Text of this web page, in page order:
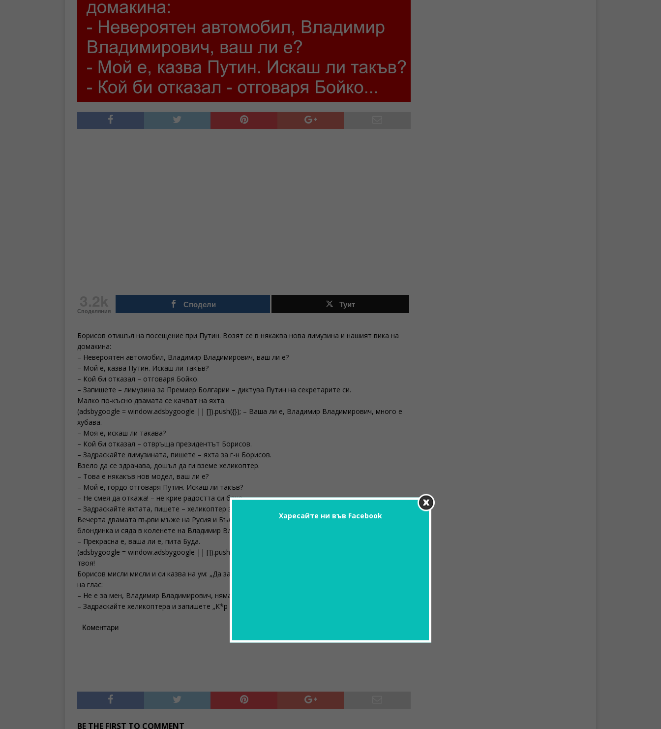
Споделяния
Сподели Туит
Борисов отишъл на посещение при Путин. Возят се в някаква нова лимузина и нашият вика на
домакина:
– Невероятен автомобил, Владимир Владимирович, ваш ли е?
– Мой е, казва Путин. Искаш ли такъв?
– Кой би отказал – отговаря Бойко.
– Запишете – лимузина за Премиер Болгарии – диктува Путин на секретарите си.
Малко по-късно двамата се качват на яхта.
(adsbygoogle = window.adsbygoogle || []).push({}); – Ваша ли е, Владимир Владимирович, много е
хубава.
– Моя е, искаш ли такава?
– Кой би отказал – отвръща президентът Борисов.
– Задраскайте лимузината, пишете – яхта за г-н Борисов.
Взело да се здрачава, дошъл да ги вземе хеликоптер.
– Това е някакъв нов модел, ваш ли е?
– Мой е, гордо отговаря Путин. Искаш ли такъв?
– Не смея да откажа! – не крие радостта си баце.
– Задраскайте яхтата, пишете – хеликоптер за нашия български приятел.
Вечерта двамата първи мъже на Русия и България отиват в нощен клуб, появява се знойна
блондинка и сяда в коленете на Владимир Владимирович.
– Прекрасна е, ваша ли е, пита Буда.
(adsbygoogle = window.adsbygoogle || []).push({}); – Моя е, отговаря домакинът му, т.е. вече е
твоя!
Борисов мисли мисли и си казва на ум: „Да загубя такъв хеликоптер за някаква мацка…“ и после
на глас:
– Не е за мен, Владимир Владимирович, нямам аз к*р за такава мацка.
– Задраскайте хеликоптера и запишете „К*р за г-н Бойко Борисов“.
Коментари
BE THE FIRST TO COMMENT
Харесайте ни във Facebook